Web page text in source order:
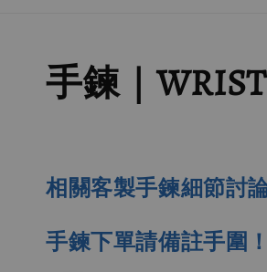
手鍊｜
相關客製手鍊細節討
手鍊下單請備註手圍！